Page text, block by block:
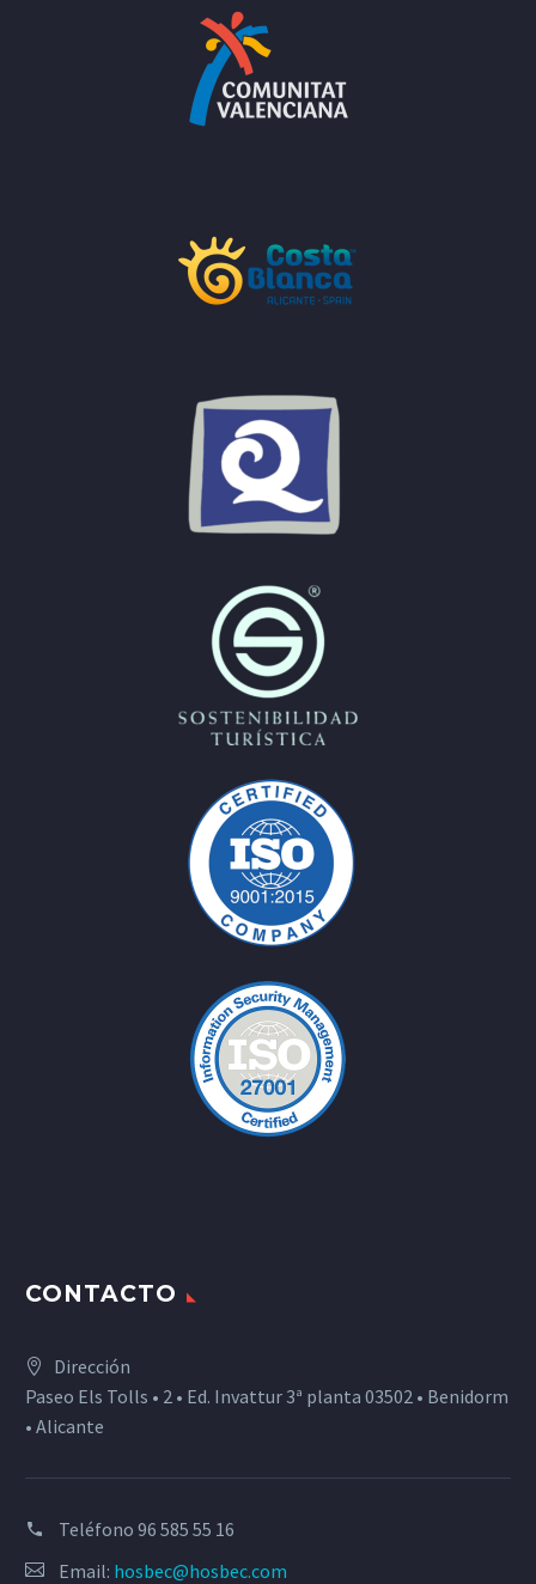
CONTACTO
Dirección
Paseo Els Tolls • 2 • Ed. Invattur 3ª planta 03502 • Benidorm
• Alicante
Teléfono 96 585 55 16
Email: hosbec@hosbec.com